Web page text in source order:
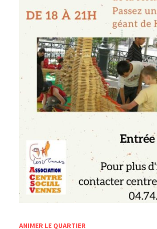
ANIMER LE QUARTIER